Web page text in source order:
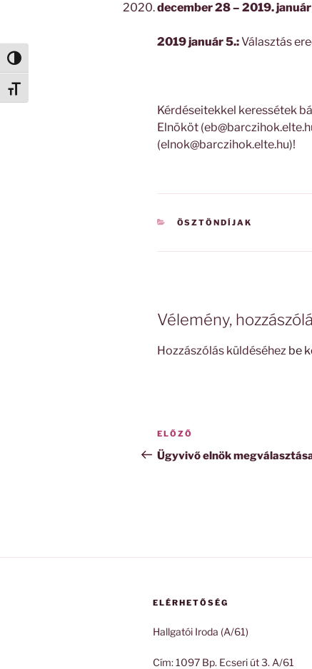
Nagy kontraszt váltása
Betűméret váltása
december 28 – 2019.
2019 január 5.:Választás
Kérdéseitekkel keressétek
Elnököt
(elnok@barczihok.elte.hu)!
KATEGÓRIÁK
ÖSZTÖNDÍJAK
Vélemény,
Hozzászólás küldéséhez be
Bejegyzés
navigáció
Korábbi
bejegyzés
ELŐZŐ
Ügyvivő elnök
ELÉRHETŐSÉG
Hallgatói Iroda (A/61)
Cím: 1097 Bp. Ecseri út 3. A/61